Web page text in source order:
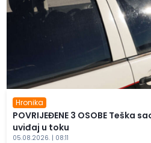
Hronika
POVRIJEĐENE 3 OSOBE Teška
uviđaj u toku
05.08.2026. | 08:11